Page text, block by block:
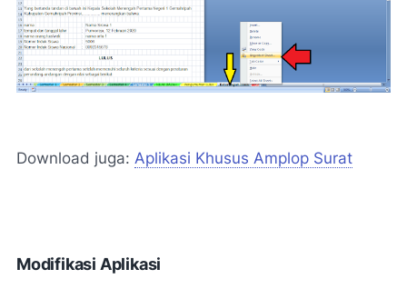
Download juga: Aplikasi Khusus Amplop Surat
Modifikasi Aplikasi